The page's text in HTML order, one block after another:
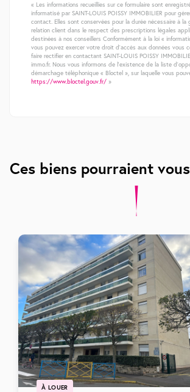
« Les informations recueillies sur ce formulaire sont
informatisé par SAINT-LOUIS POISSY IMMOBILIER pour
contact. Elles sont conservées pour la durée nécessaire à la
relation client dans le respect des prescriptions légales
destinées à nos conseillers Conformément à la loi «
vous pouvez exercer votre droit d'accès aux données vous
faire rectifier en contactant SAINT-LOUIS POISSY
immo.fr. Nous vous informons de l'existence de la liste
démarchage téléphonique « Bloctel », sur laquelle vous
https://www.bloctel.gouv.fr/ »
Ces biens pourraient
À LOUER